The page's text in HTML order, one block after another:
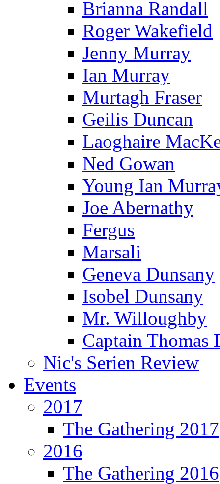
Brianna Randall
Roger Wakefield
Jenny Murray
Ian Murray
Murtagh Fraser
Geilis Duncan
Laoghaire
Ned Gowan
Young Ian
Joe Abernathy
Fergus
Marsali
Geneva Dunsany
Isobel Dunsany
Mr. Willoughby
Captain Thomas
Nic's Serien Review
Events
2017
The Gathering 2017
2016
The Gathering 2016